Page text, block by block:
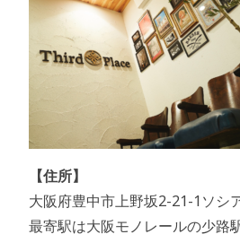
【住所】
大阪府豊中市上野坂2-21-1ソシ
最寄駅は大阪モノレールの少路